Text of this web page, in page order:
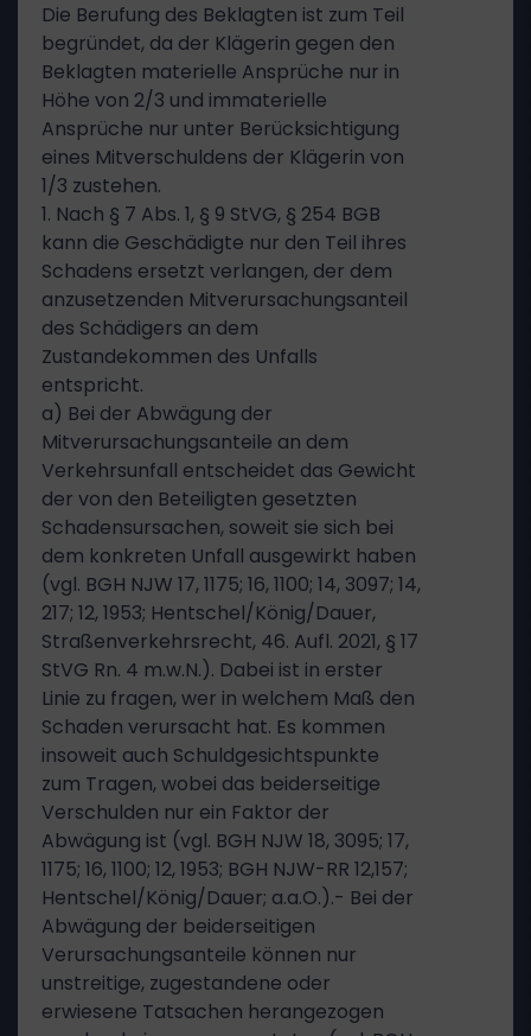
Die Berufung des Beklagten ist zum Teil
begründet, da der Klägerin gegen den
Beklagten materielle Ansprüche nur in
Höhe von 2/3 und immaterielle
Ansprüche nur unter Berücksichtigung
eines Mitverschuldens der Klägerin von
1/3 zustehen.
1. Nach § 7 Abs. 1, § 9 StVG, § 254 BGB
kann die Geschädigte nur den Teil ihres
Schadens ersetzt verlangen, der dem
anzusetzenden Mitverursachungsanteil
des Schädigers an dem
Zustandekommen des Unfalls
entspricht.
a) Bei der Abwägung der
Mitverursachungsanteile an dem
Verkehrsunfall entscheidet das Gewicht
der von den Beteiligten gesetzten
Schadensursachen, soweit sie sich bei
dem konkreten Unfall ausgewirkt haben
(vgl. BGH NJW 17, 1175; 16, 1100; 14, 3097; 14,
217; 12, 1953; Hentschel/König/Dauer,
Straßenverkehrsrecht, 46. Aufl. 2021, § 17
StVG Rn. 4 m.w.N.). Dabei ist in erster
Linie zu fragen, wer in welchem Maß den
Schaden verursacht hat. Es kommen
insoweit auch Schuldgesichtspunkte
zum Tragen, wobei das beiderseitige
Verschulden nur ein Faktor der
Abwägung ist (vgl. BGH NJW 18, 3095; 17,
1175; 16, 1100; 12, 1953; BGH NJW-RR 12,157;
Hentschel/König/Dauer; a.a.O.).- Bei der
Abwägung der beiderseitigen
Verursachungsanteile können nur
unstreitige, zugestandene oder
erwiesene Tatsachen herangezogen